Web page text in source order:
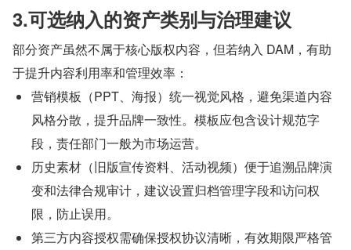
3.可选纳入的资产类别与治理建议
部分资产虽然不属于核心版权内容，但若纳入 DAM，有助
于提升内容利用率和管理效率：
营销模板（PPT、海报）统一视觉风格，避免渠道内容
风格分散，提升品牌一致性。模板应包含设计规范字
段，责任部门一般为市场运营。
历史素材（旧版宣传资料、活动视频）便于追溯品牌演
变和法律合规审计，建议设置归档管理字段和访问权
限，防止误用。
第三方内容授权需确保授权协议清晰，有效期限严格管